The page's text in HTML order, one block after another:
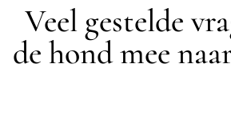
Veel gestelde
de hond mee